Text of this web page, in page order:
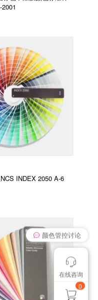
入购物车
INDEX 2050 A-6
入购物车
我有个想法
想找个色卡
颜色管控讨论
在线咨询
0